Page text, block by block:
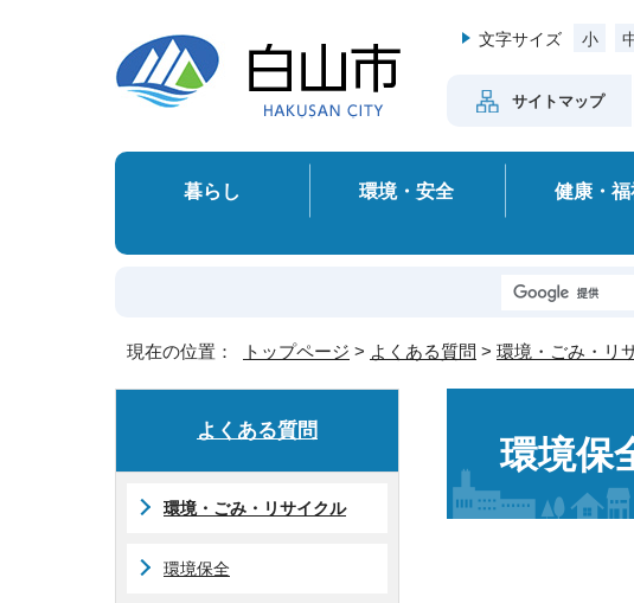
文字サイズ 小
サイトマップ
暮らし 環境・安全 健康・福
現在の位置： トップページ > よくある質問 > 環境・ごみ・リ
環境保
よくある質問
環境・ごみ・リサイクル
環境保全